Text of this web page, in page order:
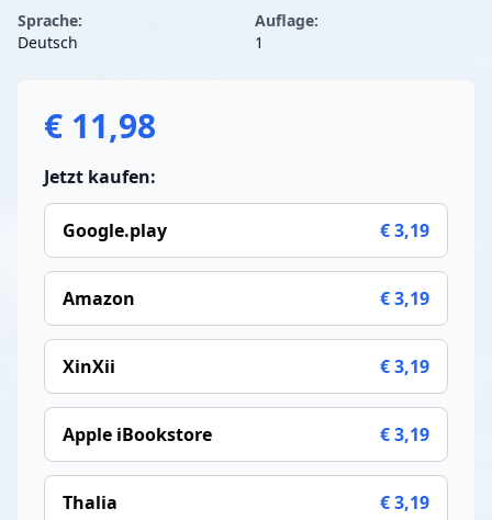
Sprache:
Deutsch
Auflage:
1
€ 11,98
Jetzt kaufen:
Google.play € 3,19
Amazon € 3,19
XinXii € 3,19
Apple iBookstore € 3,19
Thalia € 3,19